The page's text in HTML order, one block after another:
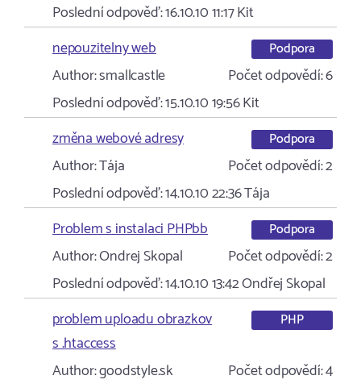
Poslední odpověď:16.10.10 11:17Kit
nepouzitelny web
Podpora
Author:smallcastle Počet odpovědí:6
Poslední odpověď:15.10.10 19:56Kit
změna webové adresy
Podpora
Author:Tája Počet odpovědí:2
Poslední odpověď:14.10.10 22:36Tája
Problem s instalaci PHPbb
Podpora
Author:Ondrej Skopal Počet odpovědí:2
Poslední odpověď:14.10.10 13:42Ondřej Skopal
problem uploadu obrazkov
s .htaccess
PHP
Author:goodstyle.sk Počet odpovědí:4